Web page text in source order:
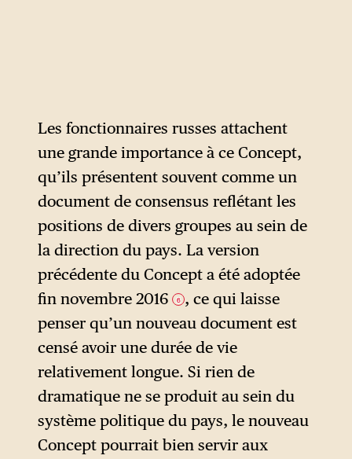
Les fonctionnaires russes attachent
une grande importance à ce Concept,
qu’ils présentent souvent comme un
document de consensus reflétant les
positions de divers groupes au sein de
la direction du pays. La version
précédente du Concept a été adoptée
fin novembre 2016 6 , ce qui laisse
penser qu’un nouveau document est
censé avoir une durée de vie
relativement longue. Si rien de
dramatique ne se produit au sein du
système politique du pays, le nouveau
Concept pourrait bien servir aux